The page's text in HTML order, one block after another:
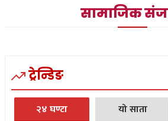
सामाजिक
ट्रेन्डिङ
२४ घण्टा यो साता